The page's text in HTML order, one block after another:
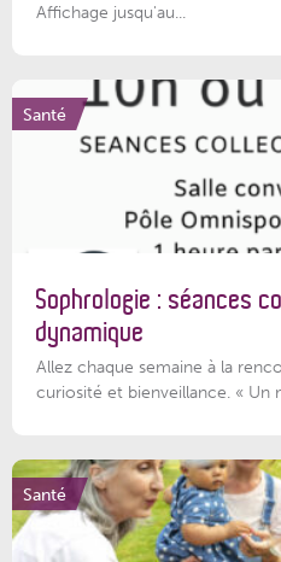
Affichage jusqu'au...
Santé
Sophrologie : séances
dynamique
Allez chaque semaine à la
curiosité et bienveillance. « Un
Santé